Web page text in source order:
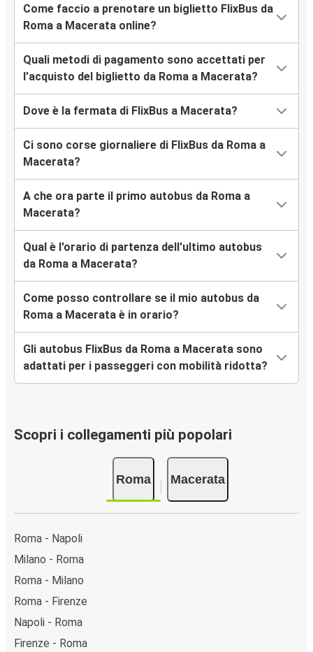
Come faccio a prenotare un biglietto FlixBus da
Roma a Macerata online?
Quali metodi di pagamento sono accettati per
l’acquisto del biglietto da Roma a Macerata?
Dove è la fermata di FlixBus a Macerata?
Ci sono corse giornaliere di FlixBus da Roma a
Macerata?
A che ora parte il primo autobus da Roma a
Macerata?
Qual è l'orario di partenza dell'ultimo autobus
da Roma a Macerata?
Come posso controllare se il mio autobus da
Roma a Macerata è in orario?
Gli autobus FlixBus da Roma a Macerata sono
adattati per i passeggeri con mobilità ridotta?
Scopri i collegamenti più popolari
Roma Macerata
Roma - Napoli
Milano - Roma
Roma - Milano
Roma - Firenze
Napoli - Roma
Firenze - Roma